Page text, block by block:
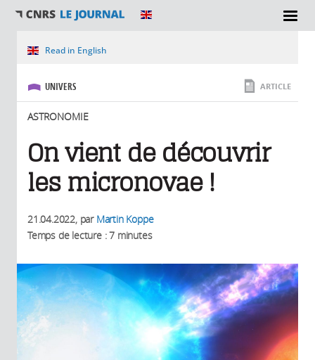
SECTIONS
Vous êtes ici
Read in English
UNIVERS
ASTRONOMIE
ARTICLE
On vient de découvrir
les micronovae !
21.04.2022, par Martin Koppe
Temps de lecture : 7 minutes